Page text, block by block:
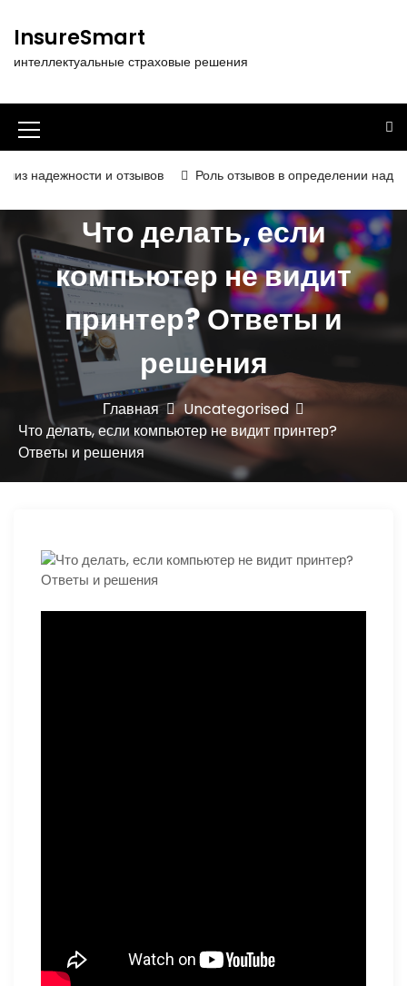
т
к
д
м
InsureSmart
интеллектуальные страховые решения
И
к
о
н
к
а
м
е
и отзывов Роль отзывов в определении надёжности и
Что делать, если
компьютер не видит
принтер? Ответы и
решения
Главная
Uncategorised
Что делать, если компьютер не видит принтер?
Ответы и решения